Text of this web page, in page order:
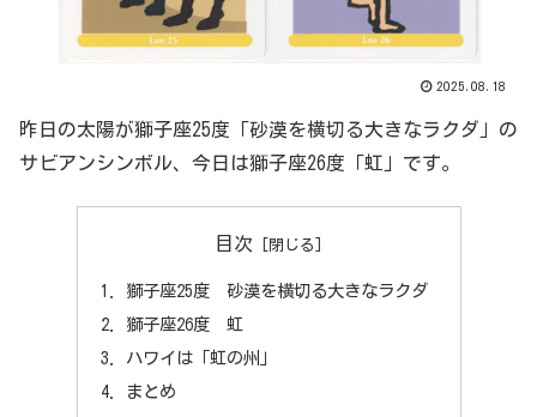
2025.08.18
昨日の太陽が獅子座25度「砂漠を横切る大きなラクダ」の
サビアンシンボル、今日は獅子座26度「虹」です。
目次
獅子座25度 砂漠を横切る大きなラクダ
獅子座26度 虹
ハワイは「虹の州」
まとめ